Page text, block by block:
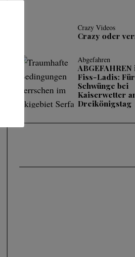
Crazy Videos
Crazy oder
Abgefahren
Fiss-Ladis:
Schwünge bei
Kaiserwetter
Dreikönigstag